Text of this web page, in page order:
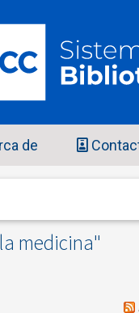
de
medicina"